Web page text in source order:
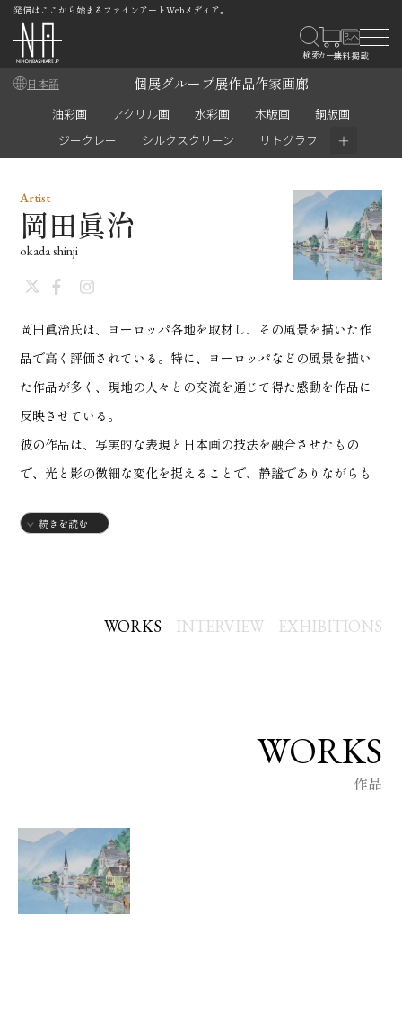
発信はここから始まるファインアートWebメディア。
日本語 個展グループ展作品作家画廊
油彩画 アクリル画 水彩画 木版画
銅版画
ジークレー
シルクスクリーン リトグラフ ＋
岡田眞治氏は、ヨーロッパ各地を取材し、その風景を描いた作
品で高く評価されている。特に、ヨーロッパなどの風景を描い
た作品が多く、現地の人々との交流を通じて得た感動を作品に
反映させている。
彼の作品は、写実的な表現と日本画の技法を融合させたもの
で、光と影の微細な変化を捉えることで、静謐でありながらも
2004年 個展（松坂屋本店・銀座店）
2005年 個展（鹿児島山形屋／そごう大宮店）
2010年 個展（松坂屋名古屋店／大丸心斎橋店）
続きを読む
Artist
岡田眞治
okada shinji
WORKS INTERVIEW EXHIBITIONS
WORKS
作品